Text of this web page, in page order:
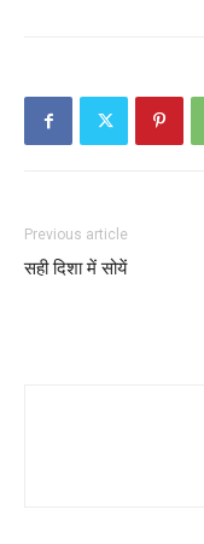
Previous article
सही दिशा में सोयें